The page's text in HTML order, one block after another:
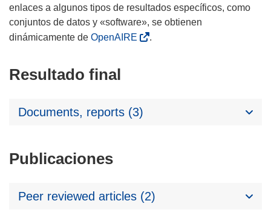
enlaces a algunos tipos de resultados específicos, como
conjuntos de datos y «software», se obtienen
dinámicamente de OpenAIRE .
Resultado final
Documents, reports (3)
Publicaciones
Peer reviewed articles (2)